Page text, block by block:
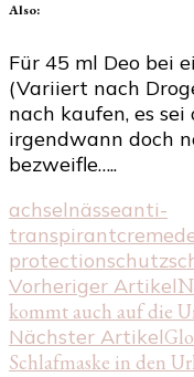
Also:
Für 45 ml Deo bei
(Variiert nach
nach kaufen, es
irgendwann doch
bezweifle…..
achselnässeanti-
transpirantcreme
protectionschutz
Vorheriger Artikel
kommt auch auf die
Nächster Artikel
Schlafmaske in den